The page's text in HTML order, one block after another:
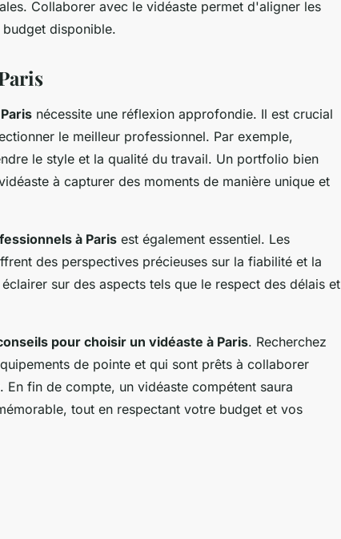
Collaborer avec le vidéaste permet d'aligner les
disponible.
nécessite une réflexion approfondie. Il est crucial
le meilleur professionnel. Par exemple,
le style et la qualité du travail. Un portfolio bien
à capturer des moments de manière unique et
à Paris est également essentiel. Les
des perspectives précieuses sur la fiabilité et la
sur des aspects tels que le respect des délais et
pour choisir un vidéaste à Paris. Recherchez
de pointe et qui sont prêts à collaborer
fin de compte, un vidéaste compétent saura
tout en respectant votre budget et vos